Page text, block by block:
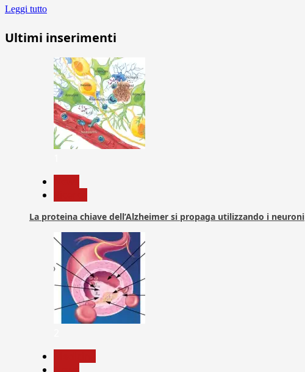
Leggi tutto
Ultimi inserimenti
La proteina chiave dell’Alzheimer si propaga utilizzando i neuroni